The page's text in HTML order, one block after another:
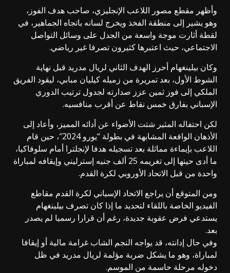
وأظهر مقطع مصور اللاعب الإنجليزي، صاحب هدف الفوز،
وهو يشير إلى منطقة الفخذ ويخرج لسانه باتجاه الجماهير، في
لقطة أثارت موجة واسعة من الجدل على وسائل التواصل
الاجتماعي، حيث اعتبرها كثيرون تصرفا غير رياضي.
وكان بيلينغهام أحرز الهدف الثاني لريال مدريد قبل نهاية
الشوط الأول، بعد تمريرة من زميله كيليان مبابي، ليقود الفريق
الملكي إلى فوز ثمين عزز صدارته لجدول ترتيب الدوري
الإسباني بفارق خمس نقاط عن أقرب منافسيه.
لكن احتفاله المثير شتت الأضواء عن أدائه المميز، وأعاد إلى
الأذهان الواقعة المشابهة في بطولة “يورو 2024″، حين قام
اللاعب بإيماءة مماثلة بعد تسجيله هدفا لإنجلترا أمام سلوفاكيا،
ما أدى حينها إلى تغريمه 25 ألف جنيه إسترليني وإيقافه لمباراة
واحدة من قبل الاتحاد الأوروبي لكرة القدم.
ومن المتوقع أن يراجع الاتحاد الإسباني لكرة القدم مقاطع
الفيديو الخاصة باللقاء لتحديد ما إذا كان تصرف بيلينغهام
يستدعي فرض عقوبة جديدة، رغم أن قرارا رسميا لم يصدر
بعد.
وفي حال إدانته، قد يواجه النجم الشاب غرامة مالية أو إيقافا
لمباراة، وهو ما يشكل ضربة مؤلمة لريال مدريد في ظل
دخوله مرحلة حاسمة من الموسم.